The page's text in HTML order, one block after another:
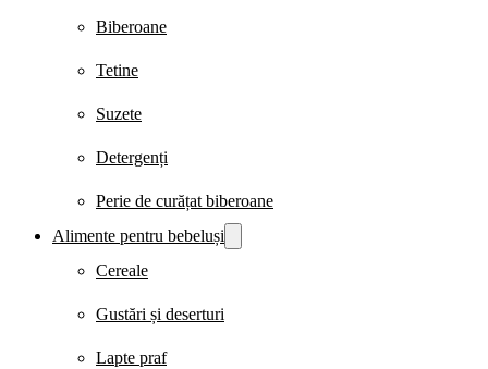
Biberoane
Tetine
Suzete
Detergenți
Perie de curățat biberoane
Alimente pentru bebeluși
Cereale
Gustări și deserturi
Lapte praf